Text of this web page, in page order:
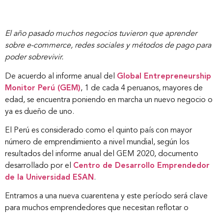
El año pasado muchos negocios tuvieron que aprender
sobre e-commerce, redes sociales y métodos de pago para
poder sobrevivir.
De acuerdo al informe anual del Global Entrepreneurship
Monitor Perú (GEM), 1 de cada 4 peruanos, mayores de
edad, se encuentra poniendo en marcha un nuevo negocio o
ya es dueño de uno.
El Perú es considerado como el quinto país con mayor
número de emprendimiento a nivel mundial, según los
resultados del informe anual del GEM 2020, documento
desarrollado por el Centro de Desarrollo Emprendedor
de la Universidad ESAN .
Entramos a una nueva cuarentena y este período será clave
para muchos emprendedores que necesitan reflotar o